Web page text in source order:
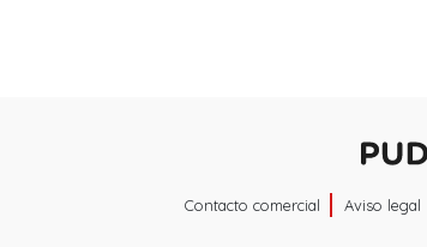
Contacto comercial Aviso legal